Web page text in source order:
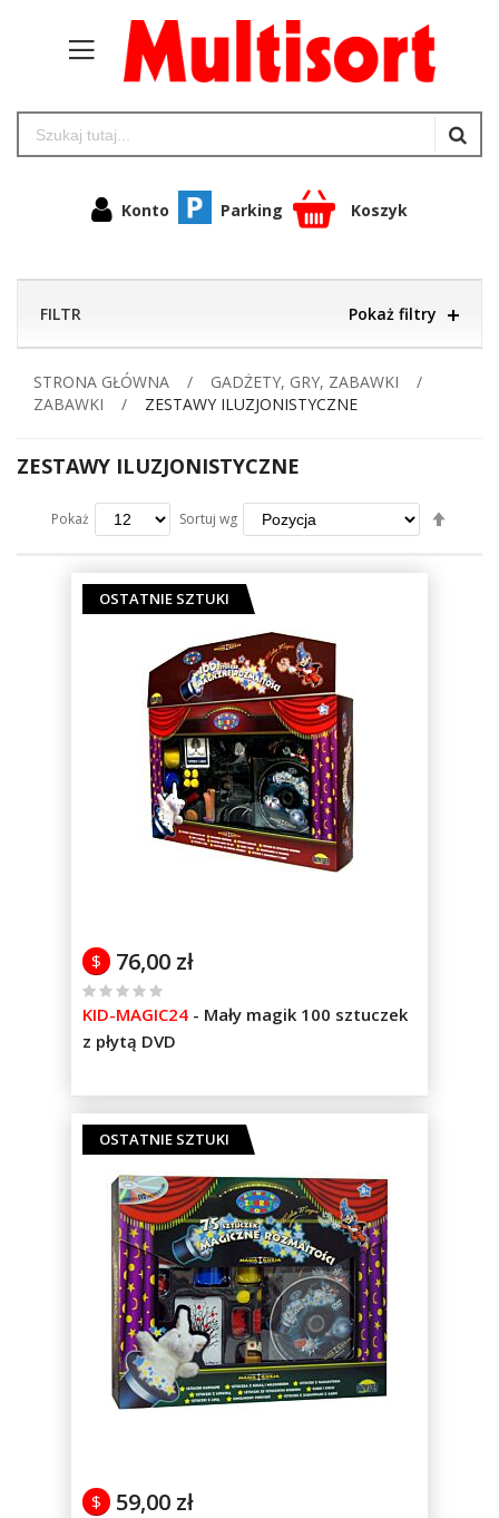
Konto Parking Koszyk
FILTR Pokaż filtry
STRONA GŁÓWNA
GADŻETY, GRY, ZABAWKI
ZABAWKI
ZESTAWY ILUZJONISTYCZNE
ZESTAWY ILUZJONISTYCZNE
Pokaż Sortuj wg
OSTATNIE SZTUKI
76,00 zł
$
%
100
KID-MAGIC24 - Mały magik 100 sztuczek
z płytą DVD
OSTATNIE SZTUKI
59,00 zł
$